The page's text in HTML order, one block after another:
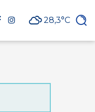
28,3°C